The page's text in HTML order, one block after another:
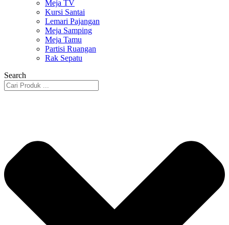
Meja TV
Kursi Santai
Lemari Pajangan
Meja Samping
Meja Tamu
Partisi Ruangan
Rak Sepatu
Search